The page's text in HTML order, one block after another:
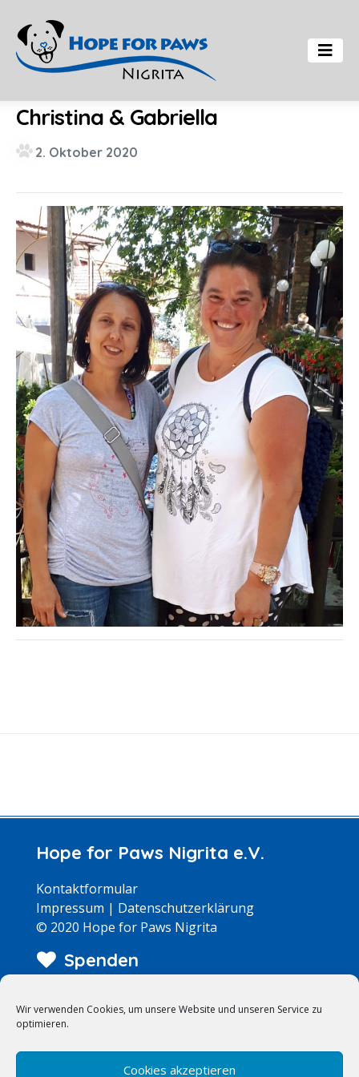
Wir verwenden Cookies, um unsere Website und unseren Service zu
optimieren.
Cookies akzeptieren
Christina & Gabriella
2. Oktober 2020
Hope for Paws Nigrita e.V.
Kontaktformular
Impressum | Datenschutzerklärung
© 2020 Hope for Paws Nigrita
Spenden
kommt bei den Hunden an!